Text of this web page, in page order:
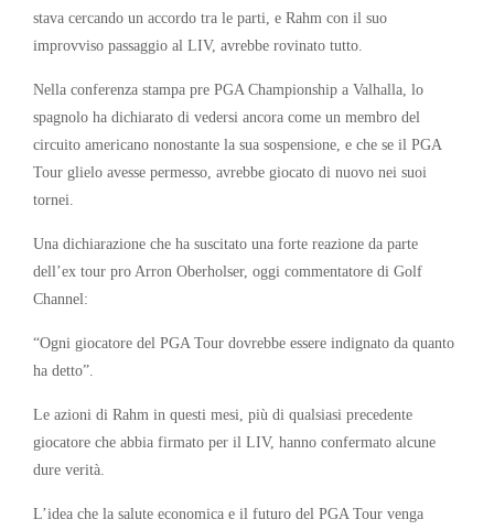
stava cercando un accordo tra le parti, e Rahm con il suo
improvviso passaggio al LIV, avrebbe rovinato tutto.
Nella conferenza stampa pre PGA Championship a Valhalla, lo
spagnolo ha dichiarato di vedersi ancora come un membro del
circuito americano nonostante la sua sospensione, e che se il PGA
Tour glielo avesse permesso, avrebbe giocato di nuovo nei suoi
tornei.
Una dichiarazione che ha suscitato una forte reazione da parte
dell’ex tour pro Arron Oberholser, oggi commentatore di Golf
Channel:
“Ogni giocatore del PGA Tour dovrebbe essere indignato da quanto
ha detto”.
Le azioni di Rahm in questi mesi, più di qualsiasi precedente
giocatore che abbia firmato per il LIV, hanno confermato alcune
dure verità.
L’idea che la salute economica e il futuro del PGA Tour venga